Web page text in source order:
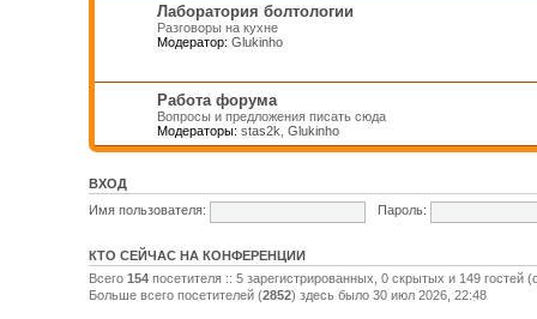
Лаборатория болтологии
Разговоры на кухне
Модератор: Glukinho
Работа форума
Вопросы и предложения писать сюда
Модераторы: stas2k Glukinho
ВХОД
Имя пользователя:
Пароль:
КТО СЕЙЧАС НА КОНФЕРЕНЦИИ
Всего 154посетителя :: 5 зарегистрированных, 0 скрытых и 149 гостей
Больше всего посетителей (2852) здесь было 30 июл 2026, 22:48